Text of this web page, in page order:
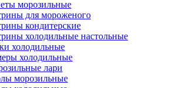
морозильные
для мороженого
кондитерские
холодильные настольные
холодильные
холодильные
лари
морозильные